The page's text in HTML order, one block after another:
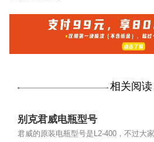
相关阅读
别克君威电瓶型号
君威的原装电瓶型号是L2-400，不过大